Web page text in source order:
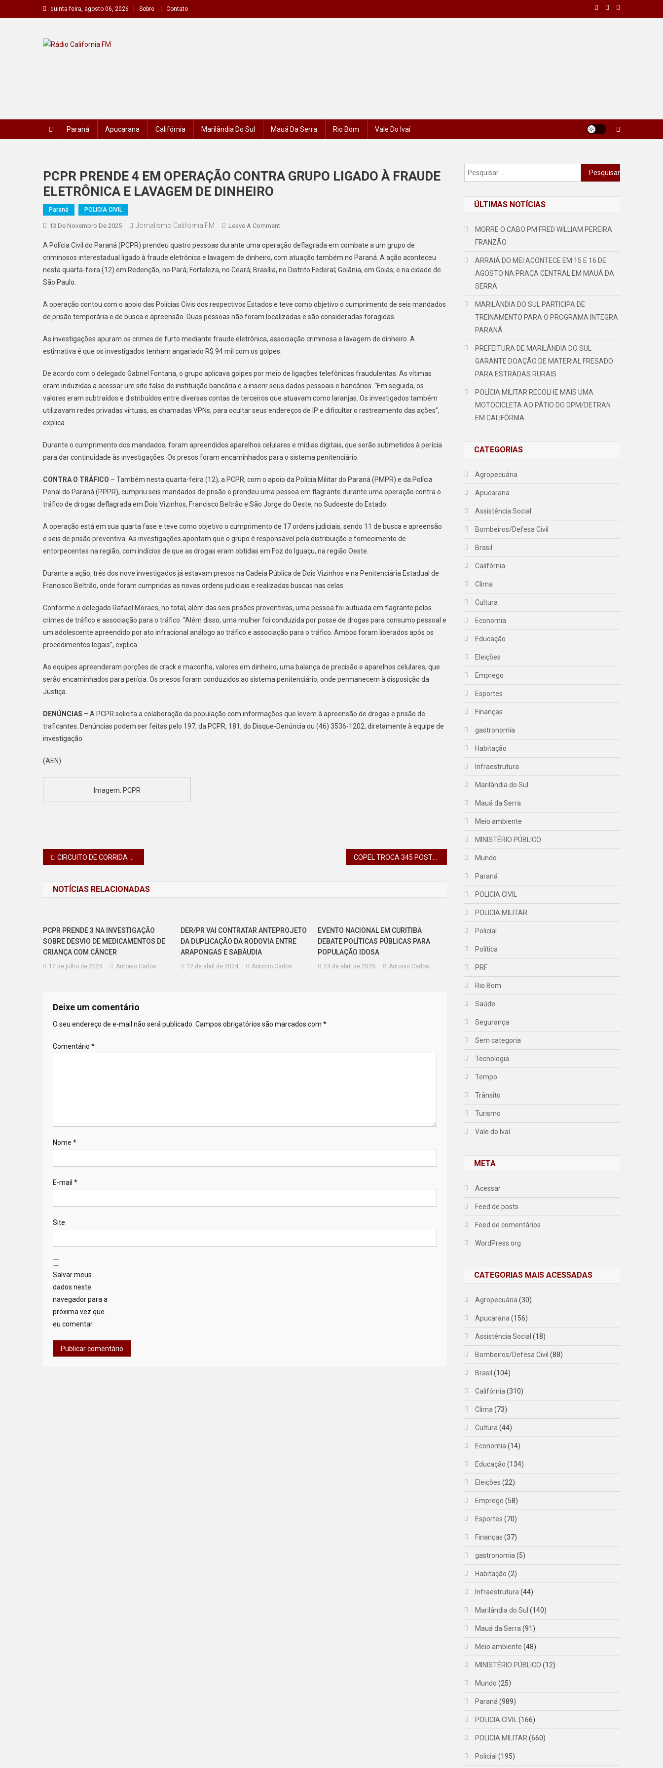
to
quinta-feira, agosto 06, 2026 Sobre Contato
Paraná Apucarana Califórnia Marilândia Do Sul Mauá Da Serra Rio Bom Vale Do Ivaí
PCPR PRENDE 4 EM OPERAÇÃO CONTRA GRUPO LIGADO À FRAUDE
ELETRÔNICA E LAVAGEM DE DINHEIRO
Paraná POLICIA CIVIL
13 De Novembro De 2025 Jornalismo Califórnia FM Leave A CommentOn
PRENDE
4
EM
GRUPO
LIGADO
FRAUDE
LAVAGEM
DE
DINHEIRO
A Polícia Civil do Paraná (PCPR) prendeu quatro pessoas durante uma operação deflagrada em combate a um grupo de
criminosos interestadual ligado à fraude eletrônica e lavagem de dinheiro, com atuação também no Paraná. A ação aconteceu
nesta quarta-feira (12) em Redenção, no Pará; Fortaleza, no Ceará; Brasília, no Distrito Federal; Goiânia, em Goiás; e na cidade de
São Paulo.
A operação contou com o apoio das Polícias Civis dos respectivos Estados e teve como objetivo o cumprimento de seis mandados
de prisão temporária e de busca e apreensão. Duas pessoas não foram localizadas e são consideradas foragidas.
As investigações apuram os crimes de furto mediante fraude eletrônica, associação criminosa e lavagem de dinheiro. A
estimativa é que os investigados tenham angariado R$ 94 mil com os golpes.
De acordo com o delegado Gabriel Fontana, o grupo aplicava golpes por meio de ligações telefônicas fraudulentas. As vítimas
eram induzidas a acessar um site falso de instituição bancária e a inserir seus dados pessoais e bancários. “Em seguida, os
valores eram subtraídos e distribuídos entre diversas contas de terceiros que atuavam como laranjas. Os investigados também
utilizavam redes privadas virtuais, as chamadas VPNs, para ocultar seus endereços de IP e dificultar o rastreamento das ações”,
explica.
Durante o cumprimento dos mandados, foram apreendidos aparelhos celulares e mídias digitais, que serão submetidos à perícia
para dar continuidade às investigações. Os presos foram encaminhados para o sistema penitenciário.
CONTRA O TRÁFICO – Também nesta quarta-feira (12), a PCPR, com o apoio da Polícia Militar do Paraná (PMPR) e da Polícia
Penal do Paraná (PPPR), cumpriu seis mandados de prisão e prendeu uma pessoa em flagrante durante uma operação contra o
tráfico de drogas deflagrada em Dois Vizinhos, Francisco Beltrão e São Jorge do Oeste, no Sudoeste do Estado.
A operação está em sua quarta fase e teve como objetivo o cumprimento de 17 ordens judiciais, sendo 11 de busca e apreensão
e seis de prisão preventiva. As investigações apontam que o grupo é responsável pela distribuição e fornecimento de
entorpecentes na região, com indícios de que as drogas eram obtidas em Foz do Iguaçu, na região Oeste.
Durante a ação, três dos nove investigados já estavam presos na Cadeia Pública de Dois Vizinhos e na Penitenciária Estadual de
Francisco Beltrão, onde foram cumpridas as novas ordens judiciais e realizadas buscas nas celas.
Conforme o delegado Rafael Moraes, no total, além das seis prisões preventivas, uma pessoa foi autuada em flagrante pelos
crimes de tráfico e associação para o tráfico. “Além disso, uma mulher foi conduzida por posse de drogas para consumo pessoal e
um adolescente apreendido por ato infracional análogo ao tráfico e associação para o tráfico. Ambos foram liberados após os
procedimentos legais”, explica.
As equipes apreenderam porções de crack e maconha, valores em dinheiro, uma balança de precisão e aparelhos celulares, que
serão encaminhados para perícia. Os presos foram conduzidos ao sistema penitenciário, onde permanecem à disposição da
Justiça.
DENÚNCIAS – A PCPR solicita a colaboração da população com informações que levem à apreensão de drogas e prisão de
traficantes. Denúncias podem ser feitas pelo 197, da PCPR, 181, do Disque-Denúncia ou (46) 3536-1202, diretamente à equipe de
investigação.
(AEN)
Imagem: PCPR
Navegação
Post
CIRCUITO DE CORRIDA DE RUA DE MARILÂNDIA DO SUL É ADIADO E NOVA DATA É MARCADA
NOTÍCIAS RELACIONADAS
PCPR PRENDE 3 NA INVESTIGAÇÃO
SOBRE DESVIO DE MEDICAMENTOS DE
CRIANÇA COM CÂNCER
17 de julho de 2024 Antonio Carlos
DER/PR VAI CONTRATAR ANTEPROJETO
DA DUPLICAÇÃO DA RODOVIA ENTRE
ARAPONGAS E SABÁUDIA
12 de abril de 2024 Antonio Carlos
EVENTO NACIONAL EM CURITIBA
DEBATE POLÍTICAS PÚBLICAS PARA
POPULAÇÃO IDOSA
24 de abril de 2025 Antonio Carlos
Deixe um comentário
O seu endereço de e-mail não será publicado. Campos obrigatórios são marcados com *
Comentário *
Nome *
E-mail *
Site
Salvar meus
dados neste
navegador para a
próxima vez que
eu comentar.
Pesquisar
por:
ÚLTIMAS NOTÍCIAS
MORRE O CABO PM FRED WILLIAM PEREIRA
FRANZÃO
ARRAIÁ DO MEI ACONTECE EM 15 E 16 DE
AGOSTO NA PRAÇA CENTRAL EM MAUÁ DA
SERRA
MARILÂNDIA DO SUL PARTICIPA DE
TREINAMENTO PARA O PROGRAMA INTEGRA
PARANÁ
PREFEITURA DE MARILÂNDIA DO SUL
GARANTE DOAÇÃO DE MATERIAL FRESADO
PARA ESTRADAS RURAIS
POLÍCIA MILITAR RECOLHE MAIS UMA
MOTOCICLETA AO PÁTIO DO DPM/DETRAN
EM CALIFÓRNIA
CATEGORIAS
Agropecuária
Apucarana
Assistência Social
Bombeiros/Defesa Civil
Brasil
Califórnia
Clima
Cultura
Economia
Educação
Eleições
Emprego
Esportes
Finanças
gastronomia
Habitação
Infraestrutura
Marilândia do Sul
Mauá da Serra
Meio ambiente
MINISTÉRIO PÚBLICO
Mundo
Paraná
POLICIA CIVIL
POLICIA MILITAR
Policial
Política
PRF
Rio Bom
Saúde
Segurança
Sem categoria
Tecnologia
Tempo
Trânsito
Turismo
Vale do Ivaí
META
Acessar
Feed de posts
Feed de comentários
WordPress.org
CATEGORIAS MAIS ACESSADAS
Agropecuária (30)
Apucarana (156)
Assistência Social (18)
Bombeiros/Defesa Civil (88)
Brasil (104)
Califórnia (310)
Clima (73)
Cultura (44)
Economia (14)
Educação (134)
Eleições (22)
Emprego (58)
Esportes (70)
Finanças (37)
gastronomia (5)
Habitação (2)
Infraestrutura (44)
Marilândia do Sul (140)
Mauá da Serra (91)
Meio ambiente (48)
MINISTÉRIO PÚBLICO (12)
Mundo (25)
Paraná (989)
POLICIA CIVIL (166)
POLICIA MILITAR (660)
Policial (195)